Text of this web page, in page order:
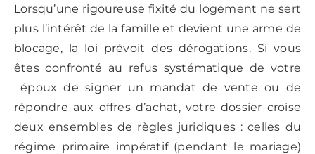
Lorsqu’une rigoureuse fixité du logement ne sert
plus l’intérêt de la famille et devient une arme de
blocage, la loi prévoit des dérogations. Si vous
êtes confronté au refus systématique de votre
époux de signer un mandat de vente ou de
répondre aux offres d’achat, votre dossier croise
deux ensembles de règles juridiques : celles du
régime primaire impératif (pendant le mariage)